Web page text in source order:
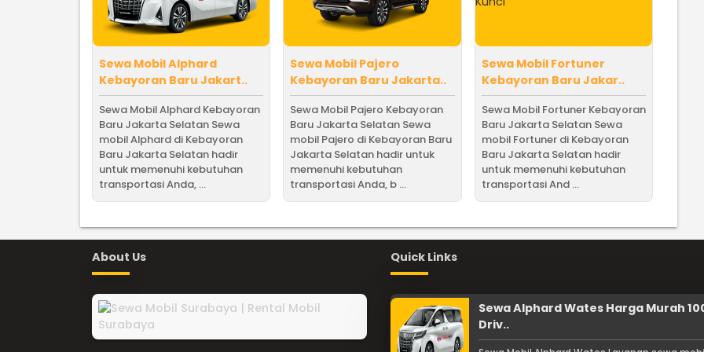
Sewa Mobil Alphard
Kebayoran Baru Jakart..
Sewa Mobil Alphard Kebayoran
Baru Jakarta Selatan Sewa
mobil Alphard di Kebayoran
Baru Jakarta Selatan hadir
untuk memenuhi kebutuhan
transportasi Anda, ...
Sewa Mobil Pajero
Kebayoran Baru Jakarta..
Sewa Mobil Pajero Kebayoran
Baru Jakarta Selatan Sewa
mobil Pajero di Kebayoran Baru
Jakarta Selatan hadir untuk
memenuhi kebutuhan
transportasi Anda, b ...
Sewa Mobil Fortuner
Kebayoran Baru Jakar..
Sewa Mobil Fortuner Kebayoran
Baru Jakarta Selatan Sewa
mobil Fortuner di Kebayoran
Baru Jakarta Selatan hadir
untuk memenuhi kebutuhan
transportasi And ...
About Us Quick Links
Sewa Alphard Wates Harga Murah
Driv..